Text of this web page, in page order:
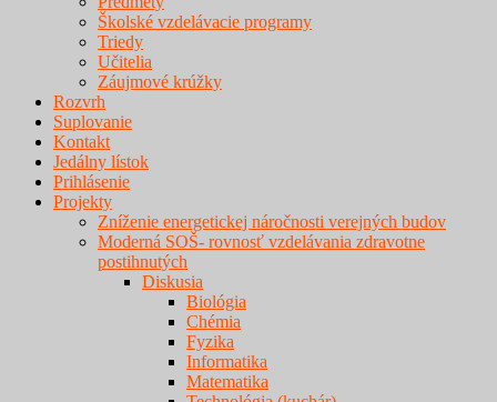
Školské vzdelávacie programy
Triedy
Učitelia
Záujmové krúžky
Rozvrh
Suplovanie
Kontakt
Jedálny lístok
Prihlásenie
Projekty
Zníženie energetickej náročnosti verejných budov
Moderná SOŠ- rovnosť vzdelávania zdravotne
postihnutých
Diskusia
Biológia
Chémia
Fyzika
Informatika
Matematika